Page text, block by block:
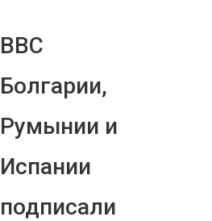
ВВС
Болгарии,
Румынии и
Испании
подписали